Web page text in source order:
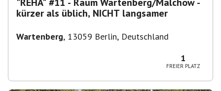
kürzer als üblich, NICHT langsamer
Wartenberg, 13059 Berlin, Deutschland
1
FREIER PLATZ